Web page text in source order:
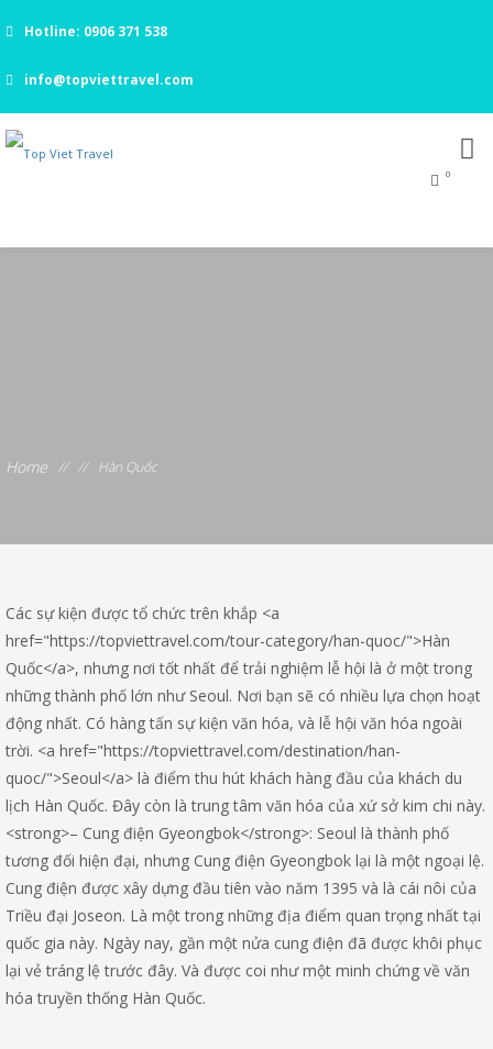
Hotline: 0906 371 538
info@topviettravel.com
0
Home // // Hàn Quốc
Các sự kiện được tổ chức trên khắp <a
href="https://topviettravel.com/tour-category/han-quoc/">Hàn
Quốc</a>, nhưng nơi tốt nhất để trải nghiệm lễ hội là ở một trong
những thành phố lớn như Seoul. Nơi bạn sẽ có nhiều lựa chọn hoạt
động nhất. Có hàng tấn sự kiện văn hóa, và lễ hội văn hóa ngoài
trời. <a href="https://topviettravel.com/destination/han-
quoc/">Seoul</a> là điểm thu hút khách hàng đầu của khách du
lịch Hàn Quốc. Đây còn là trung tâm văn hóa của xứ sở kim chi này.
<strong>– Cung điện Gyeongbok</strong>: Seoul là thành phố
tương đối hiện đại, nhưng Cung điện Gyeongbok lại là một ngoại lệ.
Cung điện được xây dựng đầu tiên vào năm 1395 và là cái nôi của
Triều đại Joseon. Là một trong những địa điểm quan trọng nhất tại
quốc gia này. Ngày nay, gần một nửa cung điện đã được khôi phục
lại vẻ tráng lệ trước đây. Và được coi như một minh chứng về văn
hóa truyền thống Hàn Quốc.